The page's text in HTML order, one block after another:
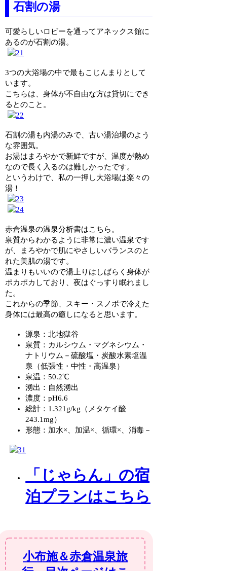
石割の湯
可愛らしいロビーを通ってアネックス館に
あるのが石割の湯。
3つの大浴場の中で最もこじんまりとして
います。
こちらは、身体が不自由な方は貸切にでき
るとのこと。
石割の湯も内湯のみで、古い湯治場のよう
な雰囲気。
お湯はまろやかで新鮮ですが、温度が熱め
なので長く入るのは難しかったです。
というわけで、私の一押し大浴場は楽々の
湯！
赤倉温泉の温泉分析書はこちら。
泉質からわかるように非常に濃い温泉です
が、まろやかで肌にやさしいバランスのと
れた美肌の湯です。
温まりもいいので湯上りはしばらく身体が
ポカポカしており、夜はぐっすり眠れまし
た。
これからの季節、スキー・スノボで冷えた
身体には最高の癒しになると思います。
源泉：北地獄谷
泉質：カルシウム・マグネシウム・
ナトリウム－硫酸塩・炭酸水素塩温
泉（低張性・中性・高温泉）
泉温：50.2℃
湧出：自然湧出
濃度：pH6.6
総計：1.321g/kg（メタケイ酸
243.1mg）
形態：加水×、加温×、循環×、消毒－
「じゃらん」の宿
泊プランはこちら
小布施＆赤倉温泉旅